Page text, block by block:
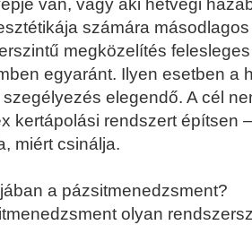
van, vagy aki hétvégi
számára
megközelítés
egyaránt. Ilyen esetben a
elegendő. A cél
kertápolási rendszert építsen
miért csinálja.
a pázsitmenedzsment?
olyan